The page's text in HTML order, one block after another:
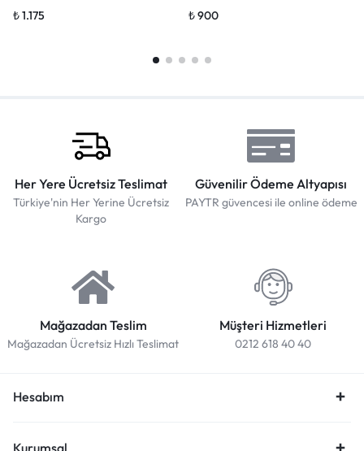
₺1.175
₺900
Her Yere Ücretsiz Teslimat
Türkiye'nin Her Yerine Ücretsiz
Kargo
Güvenilir Ödeme Altyapısı
PAYTR güvencesi ile online ödeme
Mağazadan Teslim
Mağazadan Ücretsiz Hızlı Teslimat
Müşteri Hizmetleri
0212 618 40 40
Hesabım